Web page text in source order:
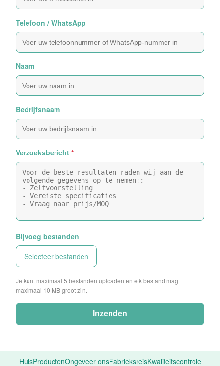
Telefoon / WhatsApp
Naam
Bedrijfsnaam
Verzoeksbericht *
Bijvoeg bestanden
Selecteer bestanden
Je kunt maximaal 5 bestanden uploaden en elk bestand mag
maximaal 10 MB groot zijn.
Inzenden
HuisProductenOngeveer onsFabrieksreisKwaliteitscontrole